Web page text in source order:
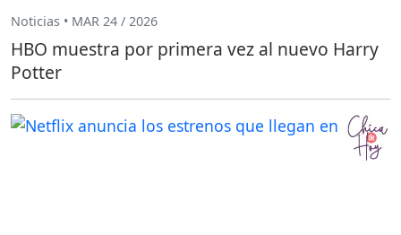
Noticias • MAR 24 / 2026
HBO muestra por primera vez al nuevo Harry
Potter